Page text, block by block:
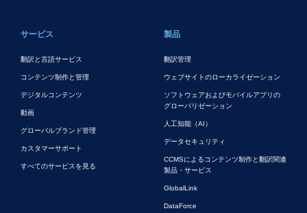
サービス
翻訳と言語サービス
コンテンツ制作と管理
デジタルコンテンツ
動画
グローバルブランド管理
カスタマーサポート
すべてのサービスを見る
製品
翻訳管理
ウェブサイトのローカライゼーション
ソフトウェアおよびモバイルアプリの
グローバリゼーション
人工知能（AI）
データセキュリティ
CCMSによるコンテンツ制作と翻訳関連
製品・サービス
GlobalLink
DataForce